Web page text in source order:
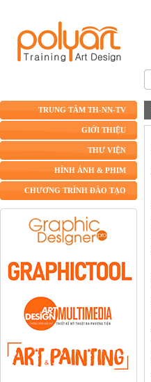
TRUNG TÂM TH-NN-TV
GIỚI THIỆU
THƯ VIỆN
HÌNH ẢNH & PHIM
CHƯƠNG TRÌNH ĐÀO TẠO